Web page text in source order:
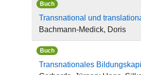
Buch
Transnational und
Bachmann-Medick, Doris
Buch
Transnationales